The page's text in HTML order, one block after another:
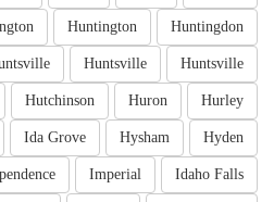
Huntingdon
Huntington
Huntsville
Huntsville
Hurley
Huron
Hutchinson
Hyden
Hysham
Ida Grove
Idaho Falls
Imperial